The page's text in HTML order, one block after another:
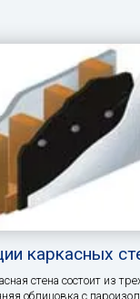
каркасных
стена состоит из
облицовка с